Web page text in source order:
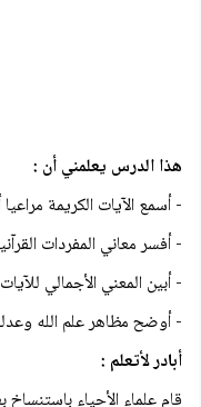
هذا الدرس يعلمني أن :
- أسمع الآيات الكريمة
- أفسر معاني المفردات
- أبين المعني الأجمالي
- أوضح مظاهر علم الله
أبادر لأتعلم :
قام علماء الأحياء